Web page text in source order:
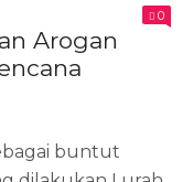
0
Arogan
buntut